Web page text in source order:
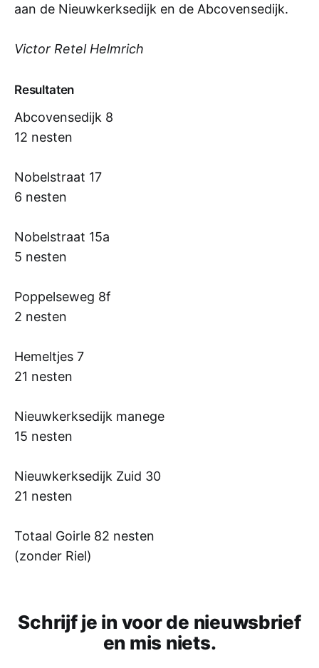
aan de Nieuwkerksedijk en de Abcovensedijk.
Victor Retel Helmrich
Resultaten
Abcovensedijk 8
12 nesten
Nobelstraat 17
6 nesten
Nobelstraat 15a
5 nesten
Poppelseweg 8f
2 nesten
Hemeltjes 7
21 nesten
Nieuwkerksedijk manege
15 nesten
Nieuwkerksedijk Zuid 30
21 nesten
Totaal Goirle 82 nesten
(zonder Riel)
Schrijf je in voor de nieuwsbrief
en mis niets.